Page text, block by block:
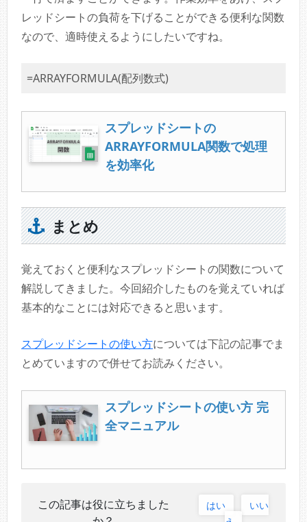
レッドシートの負荷を下げることができる便利な関数
なので、適時使えるようにしたいですね。
=ARRAYFORMULA(配列数式)
スプレッドシートの
ARRAYFORMULA関数で処理
を効率化
まとめ
覚えておくと便利なスプレッドシートの関数について
解説してきました。今回紹介したものを覚えていれば
基本的なことには対応できると思います。
スプレッドシートの使い方については下記の記事でま
とめていますので併せてお読みください。
スプレッドシートの使い方 完
全マニュアル
この記事は役に立ちました
はい
いい